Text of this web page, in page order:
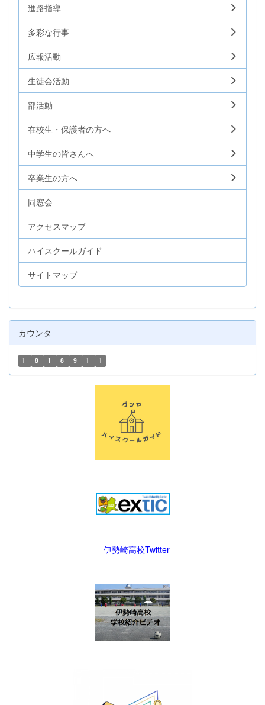
進路指導
多彩な行事
広報活動
生徒会活動
部活動
在校生・保護者の方へ
中学生の皆さんへ
卒業生の方へ
同窓会
アクセスマップ
ハイスクールガイド
サイトマップ
カウンタ
1 8 1 8 9 1 1
伊勢崎高校Twitter